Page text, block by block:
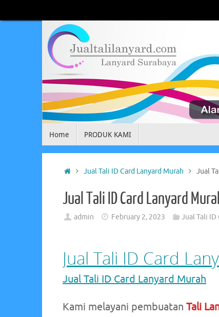
to
Home PRODUK KAMI
HomeJual Tali ID Card Lanyard Murah Jual
Jual Tali ID Card Lanyard
admin February 2, 2023 Jual Tali ID
Jual Tali ID Card
Jual Tali ID Card Lanyard Murah
Kami melayani pembuatan Tali